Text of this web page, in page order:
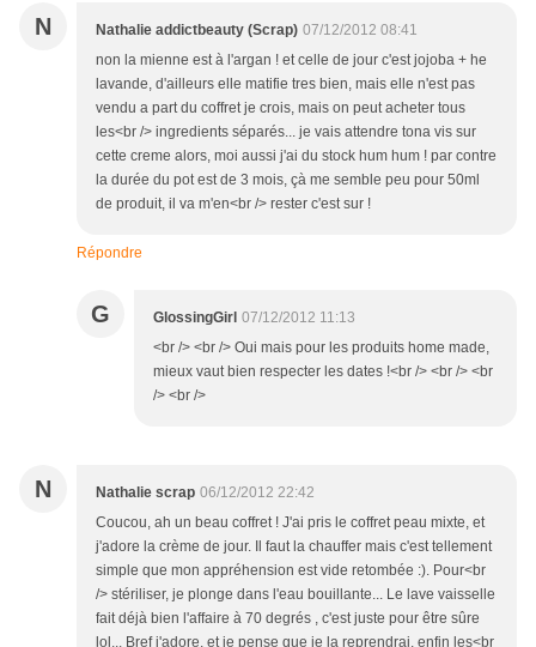
N Nathalie addictbeauty (Scrap) 07/12/2012 08:41
non la mienne est à l'argan ! et celle de jour c'est jojoba + he
lavande, d'ailleurs elle matifie tres bien, mais elle n'est pas
vendu a part du coffret je crois, mais on peut acheter tous
les<br /> ingredients séparés... je vais attendre tona vis sur
cette creme alors, moi aussi j'ai du stock hum hum ! par contre
la durée du pot est de 3 mois, çà me semble peu pour 50ml
de produit, il va m'en<br /> rester c'est sur !
Répondre
G GlossingGirl 07/12/2012 11:13
<br /> <br /> Oui mais pour les produits home made,
mieux vaut bien respecter les dates !<br /> <br /> <br
/> <br />
N Nathalie scrap 06/12/2012 22:42
Coucou, ah un beau coffret ! J'ai pris le coffret peau mixte, et
j'adore la crème de jour. Il faut la chauffer mais c'est tellement
simple que mon appréhension est vide retombée :). Pour<br
/> stériliser, je plonge dans l'eau bouillante... Le lave vaisselle
fait déjà bien l'affaire à 70 degrés , c'est juste pour être sûre
lol... Bref j'adore, et je pense que je la reprendrai, enfin les<br